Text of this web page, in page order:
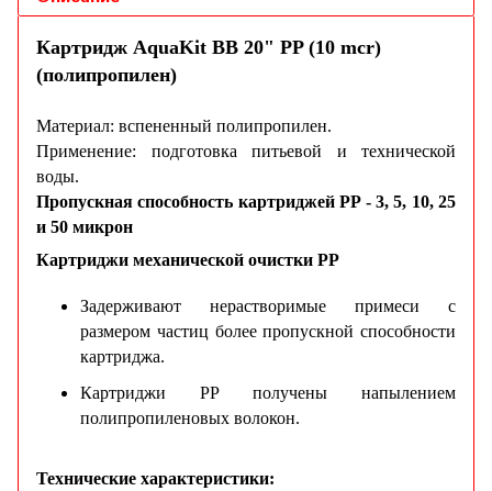
Картридж AquaKit BB 20" PP (10 mcr)
(полипропилен)
Материал: вспененный полипропилен.
Применение: подготовка питьевой и технической
воды.
Пропускная способность картриджей PP - 3, 5, 10, 25
и 50 микрон
Картриджи механической очистки PP
Задерживают нерастворимые примеси с
размером частиц более пропускной способности
картриджа.
Картриджи PP получены напылением
полипропиленовых волокон.
Технические характеристики: